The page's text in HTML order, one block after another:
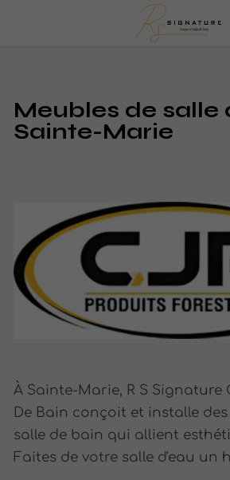
Meubles de salle
Sainte-Marie
À Sainte-Marie, R S Signature
De Bain conçoit et installe
salle de bain qui allient
Faites de votre salle d'eau un